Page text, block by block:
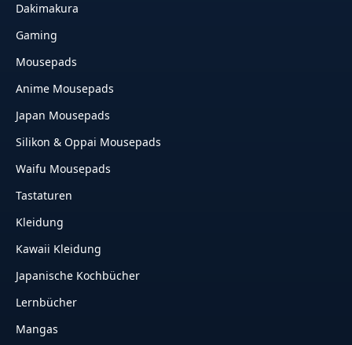
Dakimakura
Gaming
Mousepads
Anime Mousepads
Japan Mousepads
Silikon & Oppai Mousepads
Waifu Mousepads
Tastaturen
Kleidung
Kawaii Kleidung
Japanische Kochbücher
Lernbücher
Mangas